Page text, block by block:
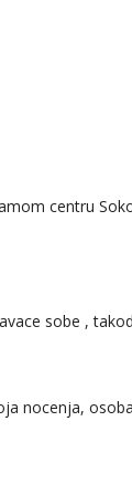
centru
sobe ,
nocenja,